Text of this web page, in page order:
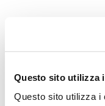
Questo sito utilizza
Questo sito utilizza i